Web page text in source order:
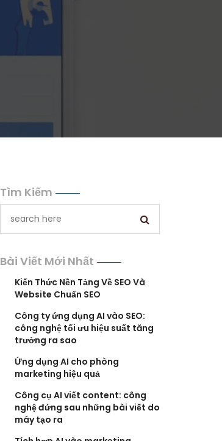
Tìm Kiếm
Bài Viết Mới Nhất
Kiến Thức Nền Tảng Về SEO Và
Website Chuẩn SEO
Công ty ứng dụng AI vào SEO:
công nghệ tối ưu hiệu suất tăng
trưởng ra sao
Ứng dụng AI cho phòng
marketing hiệu quả
Công cụ AI viết content: công
nghệ đứng sau những bài viết do
máy tạo ra